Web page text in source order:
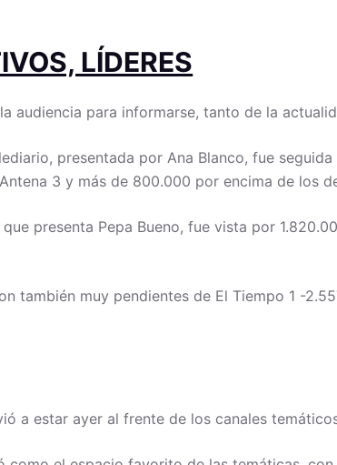
LÍDERES
audiencia para informarse, tanto de la
presentada por Ana Blanco, fue
3 y más de 800.000 por encima de los
presenta Pepa Bueno, fue vista por
también muy pendientes de El Tiempo 1 -
a estar ayer al frente de los canales